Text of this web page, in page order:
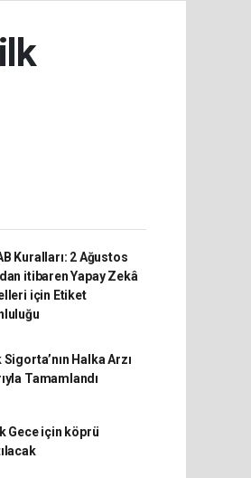
Kuralları: 2 Ağustos
itibaren Yapay Zekâ
için Etiket
Sigorta’nın Halka Arzı
Tamamlandı
Gece için köprü